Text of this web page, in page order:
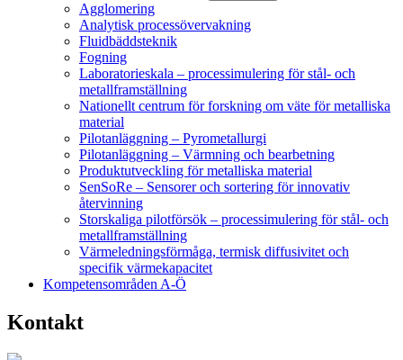
Agglomering
Analytisk processövervakning
Fluidbäddsteknik
Fogning
Laboratorieskala – processimulering för stål- och
metallframställning
Nationellt centrum för forskning om väte för metalliska
material
Pilotanläggning – Pyrometallurgi
Pilotanläggning – Värmning och bearbetning
Produktutveckling för metalliska material
SenSoRe – Sensorer och sortering för innovativ
återvinning
Storskaliga pilotförsök – processimulering för stål- och
metallframställning
Värmeledningsförmåga, termisk diffusivitet och
specifik värmekapacitet
Kompetensområden A-Ö
Kontakt